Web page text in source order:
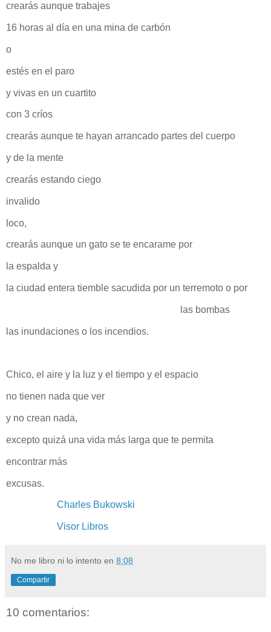
crearás aunque trabajes
16 horas al día en una mina de carbón
o
estés en el paro
y vivas en un cuartito
con 3 críos
crearás aunque te hayan arrancado partes del cuerpo
y de la mente
crearás estando ciego
invalido
loco,
crearás aunque un gato se te encarame por
la espalda y
la ciudad entera tiemble sacudida por un terremoto o por
las bombas
las inundaciones o los incendios.
Chico, el aire y la luz y el tiempo y el espacio
no tienen nada que ver
y no crean nada,
excepto quizá una vida más larga que te permita
encontrar más
excusas.
Charles Bukowski
Visor Libros
No me libro ni lo intento en 8:08
Compartir
10 comentarios: